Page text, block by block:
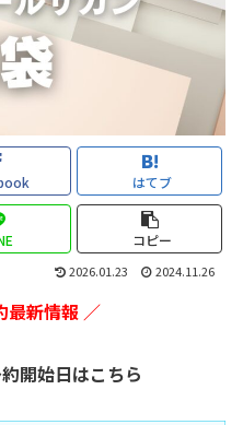
はてブ
コピー
2026.01.23 2024.11.26
最新情報 ／
開始日はこちら